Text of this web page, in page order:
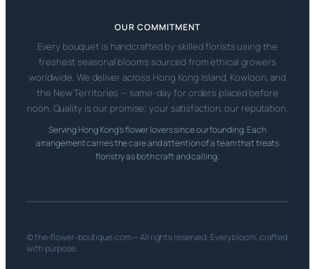
OUR COMMITMENT
Every bouquet is handcrafted by skilled florists using the
freshest seasonal blooms sourced from ethical growers
worldwide. We deliver across Hong Kong Island, Kowloon, and
the New Territories — same-day for orders placed before
noon. Quality is our promise; your satisfaction, our reputation.
Serving Hong Kong’s flower lovers since our founding. Each
arrangement carries the care and attention of a team that treats
floristry as both craft and calling.
© the-flower-boutique.com — All rights reserved. Every bloom, crafted
with purpose.